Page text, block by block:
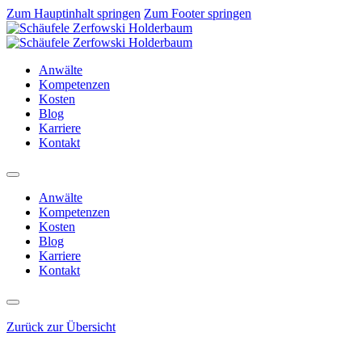
Zum Hauptinhalt springen Zum Footer springen
Anwälte
Kompetenzen
Kosten
Blog
Karriere
Kontakt
Anwälte
Kompetenzen
Kosten
Blog
Karriere
Kontakt
Zurück zur Übersicht